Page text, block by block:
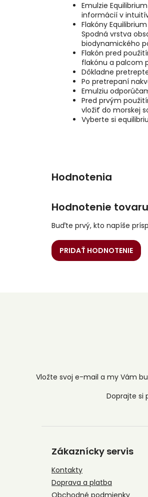
Emulzie
informácií v
Flakóny
Spodná vrstva
biodynamického
Flakón pred
flakónu a palcom
Dôkladne
Po pretrepaní
Emulziu
Pred prvým
vložiť do morskej
Vyberte si
Hodnotenie tovaru
Buďte prvý, kto napíše
PRIDAŤ HODNOTENIE
Vložte svoj e-mail a my Vám
Zákaznícky servis
Kontakty
Doprava a platba
Obchodné podmienky